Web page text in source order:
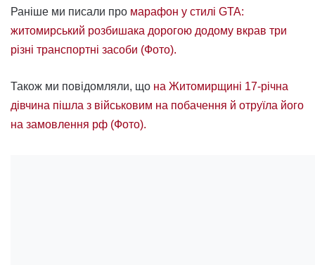
Раніше ми писали про марафон у стилі GTA:
житомирський розбишака дорогою додому вкрав три
різні транспортні засоби (Фото).
Також ми повідомляли, що на Житомирщині 17-річна
дівчина пішла з військовим на побачення й отруїла його
на замовлення рф (Фото).